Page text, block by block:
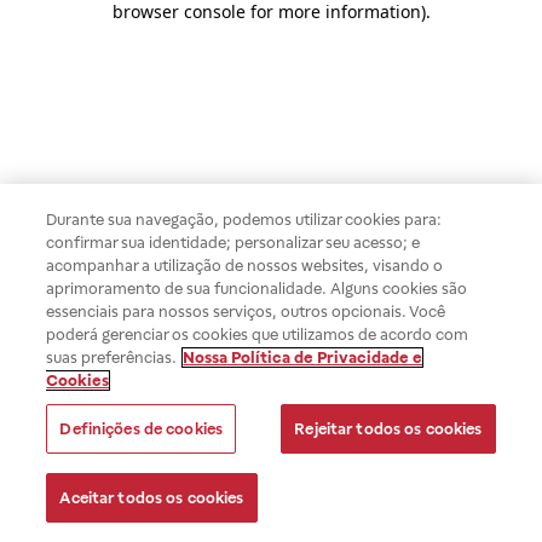
browser console for more information).
Durante sua navegação, podemos utilizar cookies para:
confirmar sua identidade; personalizar seu acesso; e
acompanhar a utilização de nossos websites, visando o
aprimoramento de sua funcionalidade. Alguns cookies são
essenciais para nossos serviços, outros opcionais. Você
poderá gerenciar os cookies que utilizamos de acordo com
suas preferências. Nossa Política de Privacidade e
Cookies
Definições de cookies Rejeitar todos os cookies
Aceitar todos os cookies